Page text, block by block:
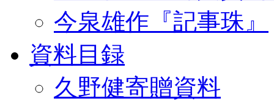
今泉雄作『記事珠』
資料目録
久野健寄贈資料